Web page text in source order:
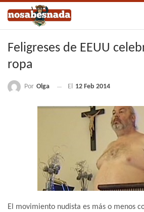
Feligreses de EEUU
ropa
Por Olga El 12 Feb 2014
El movimiento nudista es más o menos